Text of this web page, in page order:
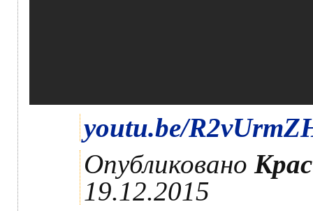
youtu.be/
Опубликовано
19.12.2015